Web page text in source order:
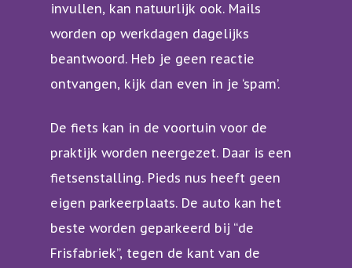
invullen, kan natuurlijk ook. Mails
worden op werkdagen dagelijks
beantwoord. Heb je geen reactie
ontvangen, kijk dan even in je ‘spam’.
De fiets kan in de voortuin voor de
praktijk worden neergezet. Daar is een
fietsenstalling. Pieds nus heeft geen
eigen parkeerplaats. De auto kan het
beste worden geparkeerd bij “de
Frisfabriek”, tegen de kant van de